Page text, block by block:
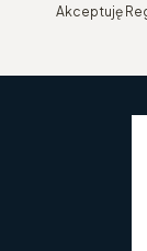
Akceptuję